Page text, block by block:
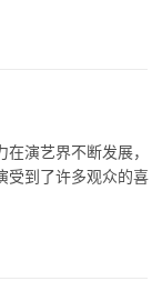
演艺界不断发展，
受到了许多观众的喜